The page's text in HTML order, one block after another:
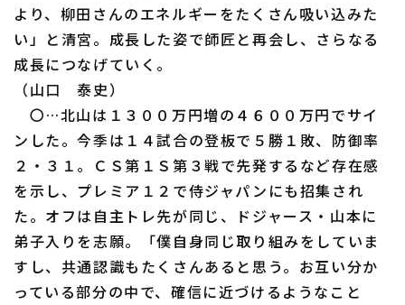
より、柳田さんのエネルギーをたくさん吸い込みた
い」と清宮。成長した姿で師匠と再会し、さらなる
成長につなげていく。
（山口 泰史）
〇…北山は１３００万円増の４６００万円でサイ
ンした。今季は１４試合の登板で５勝１敗、防御率
２・３１。ＣＳ第１Ｓ第３戦で先発するなど存在感
を示し、プレミア１２で侍ジャパンにも招集され
た。オフは自主トレ先が同じ、ドジャース・山本に
弟子入りを志願。「僕自身同じ取り組みをしていま
すし、共通認識もたくさんあると思う。お互い分か
っている部分の中で、確信に近づけるようなこと